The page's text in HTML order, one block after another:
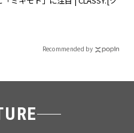
Recommended by